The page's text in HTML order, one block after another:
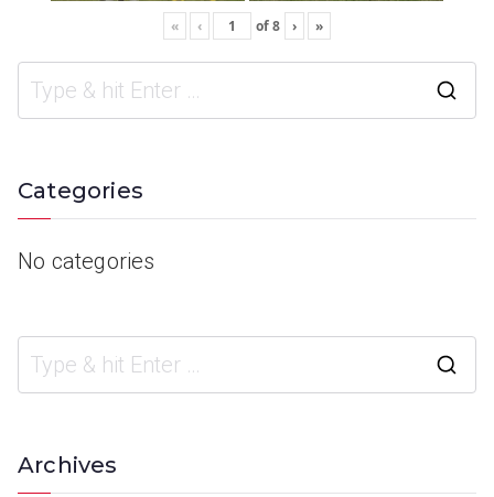
« ‹ of8 › »
Categories
No categories
Archives